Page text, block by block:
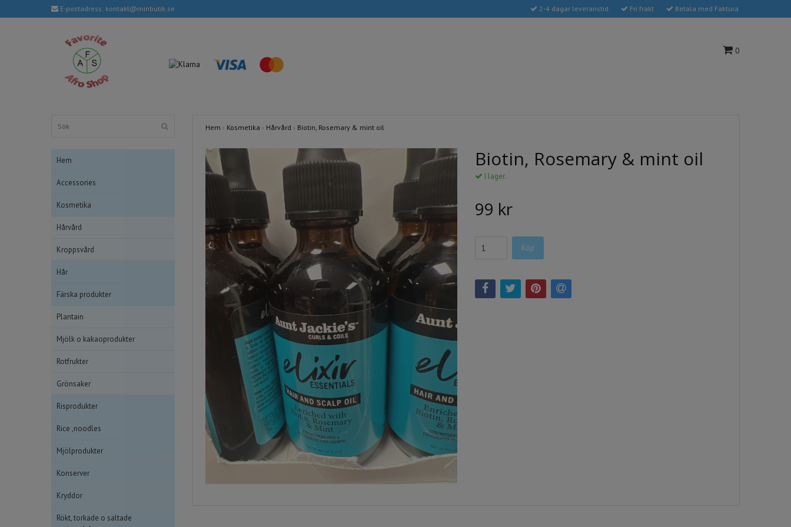
E-postadress: kontakt@minbutik.se 2-4 dagar leveranstid Fri frakt Betala med Faktura
0
Hem
Accessories
Kosmetika
Hårvård
Kroppsvård
Hår
Färska produkter
Plantain
Mjölk o kakaoprodukter
Rotfrukter
Grönsaker
Risprodukter
Rice ,noodles
Mjölprodukter
Konserver
Kryddor
Rökt, torkade o saltade
Hem › Kosmetika › Hårvård › Biotin, Rosemary & mint oil
Biotin, Rosemary & mint oil
I lager.
99 kr
Köp